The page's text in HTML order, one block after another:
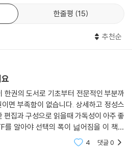
별이지만 저렴한 ETF의 경우 한 주당 가
금액으로도 투자할 수 있으며, 다른 금
또한 지수를 추종할 수도 있고, 섹터나 종
레버리지 같은 공격적인 투자를 선택할
자 종목이 될 수도 있다.
있다. 김성일 저자는 투자자 자신의 투자
떤 식으로 투자해야 실패하지 않고 안정
차근차근 설명한다. 그 중심에 있는 게 ‘K
브리지워터에서 운용하는 펀드를 한국
든 계절을 잘 견딜 수 있는 포트폴리오를
한줄평 15
추천순
한권의 도서로 기초부터 전문적인 부분까
면 부족함이 없습니다. 상세하고 정성스
편집과 구성으로 읽을때 가독성이 아주 좋
를 알아야 선택의 폭이 넗어짐을 이 책을
다. 또한 리스크 분산을 위해 종목만으로
4 댓글0